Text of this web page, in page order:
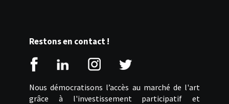
Restons en contact !
Nous démocratisons l’accès au marché de l'art
grâce à l'investissement participatif et